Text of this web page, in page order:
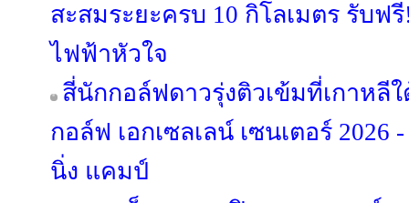
สะสมระยะครบ 10 กิโลเมตร รับฟ
ไฟฟ้าหัวใจ
สี่นักกอล์ฟดาวรุ่งติวเข้มที่เกาหลีใ
กอล์ฟ เอกเซลเลน์ เซนเตอร์ 2026
นิ่ง แคมป์